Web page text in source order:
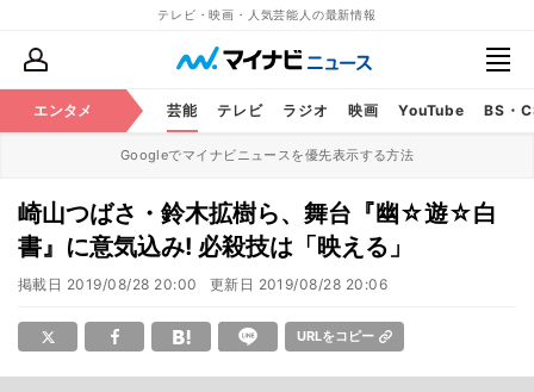
テレビ・映画・人気芸能人の最新情報
エンタメ 芸能 テレビ ラジオ 映画 YouTube BS・
Googleでマイナビニュースを優先表示する方法
崎山つばさ・鈴木拡樹ら、舞台『幽☆遊☆白
書』に意気込み! 必殺技は「映える」
掲載日 2019/08/28 20:00 更新日 2019/08/28 20:06
URLをコピー